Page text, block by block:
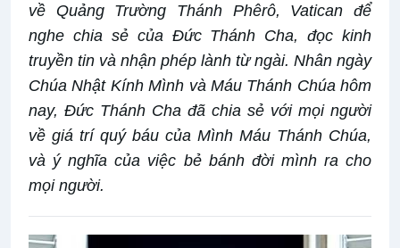
về Quảng Trường Thánh Phêrô, Vatican để
nghe chia sẻ của Đức Thánh Cha, đọc kinh
truyền tin và nhận phép lành từ ngài. Nhân ngày
Chúa Nhật Kính Mình và Máu Thánh Chúa hôm
nay, Đức Thánh Cha đã chia sẻ với mọi người
về giá trí quý báu của Mình Máu Thánh Chúa,
và ý nghĩa của việc bẻ bánh đời mình ra cho
mọi người.